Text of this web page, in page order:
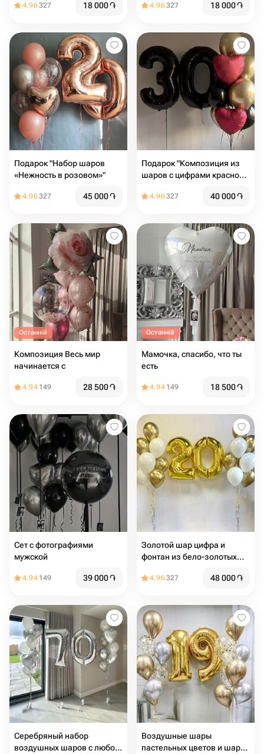
4.96327 18 000֏
шары"
4.96327 18 000֏
Подарок "Набор шаров
«Нежность в розовом»"
4.96327 45 000֏
Подарок "Композиция из
шаров с цифрами красно
4.96327 40 000֏
Останній
Композиция Весь мир
начинается с
4.94 149 28 500֏
Останній
Мамочка, спасибо, что ты
есть
4.94 149 18 500֏
Сет с фотографиями
мужской
4.94 149 39 000֏
Золотой шар цифра и
фонтан из бело-золотых
4.96327 48 000֏
Серебряный набор
воздушных шаров с любой
Воздушные шары
пастельных цветов и шар